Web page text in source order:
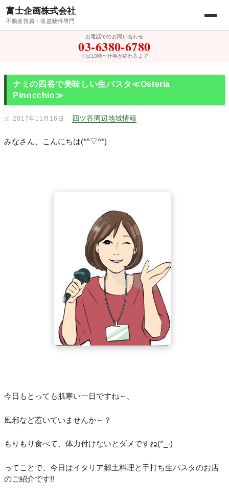
富士企画株式会社
不動産投資・収益物件専門
お電話でのお問い合わせ
03-6380-6780
平日10時〜仕事が終わるまで
ナミの四谷で美味しい生パスタ≪Osteria
Pinocchio≫
2017年11月16日 四ツ谷周辺地域情報
みなさん、こんにちは(*^▽^*)
今日もとっても肌寒い一日ですね～。
風邪など惹いていませんか～？
もりもり食べて、体力付けないとダメですね(^_-)
ってことで、今日はイタリア郷土料理と手打ち生パスタのお店
のご紹介です!!